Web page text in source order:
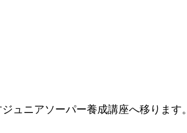
ュニアソーパー養成講座へ移ります。